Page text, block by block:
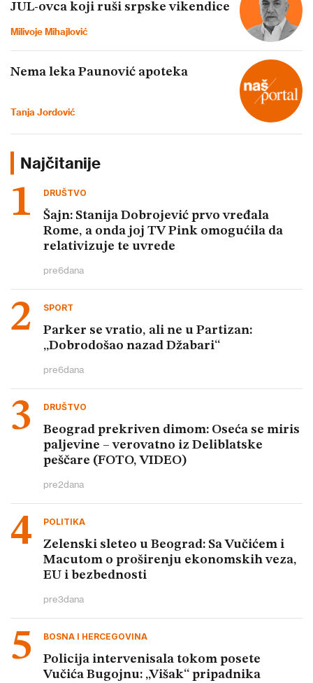
JUL-ovca koji ruši srpske vikendice
Milivoje Mihajlović
Nema leka Paunović apoteka
Tanja Jordović
Najčitanije
DRUŠTVO
Šajn: Stanija Dobrojević prvo vređala
Rome, a onda joj TV Pink omogućila da
relativizuje te uvrede
pre6dana
SPORT
Parker se vratio, ali ne u Partizan:
„Dobrodošao nazad Džabari“
pre6dana
DRUŠTVO
Beograd prekriven dimom: Oseća se miris
paljevine – verovatno iz Deliblatske
peščare (FOTO, VIDEO)
pre2dana
POLITIKA
Zelenski sleteo u Beograd: Sa Vučićem i
Macutom o proširenju ekonomskih veza,
EU i bezbednosti
pre3dana
BOSNA I HERCEGOVINA
Policija intervenisala tokom posete
Vučića Bugojnu: „Višak“ pripadnika